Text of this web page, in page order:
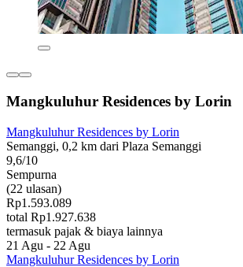
Mangkuluhur Residences by Lorin
Mangkuluhur Residences by Lorin
Semanggi, 0,2 km dari Plaza Semanggi
9,6/10
Sempurna
(22 ulasan)
Rp1.593.089
total Rp1.927.638
termasuk pajak & biaya lainnya
21 Agu - 22 Agu
Mangkuluhur Residences by Lorin